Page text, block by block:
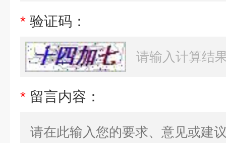
* 验证码：
* 留言内容：